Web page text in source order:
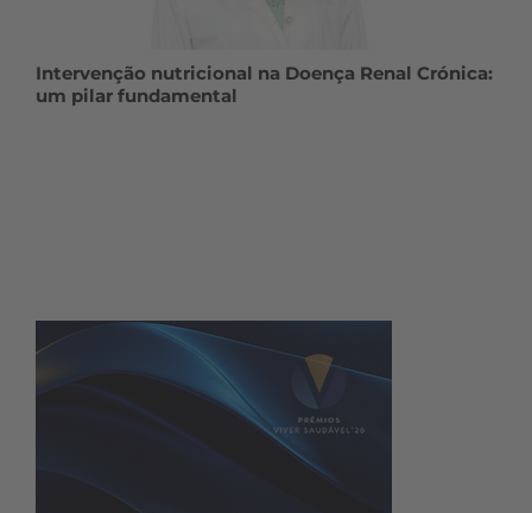
Intervenção nutricional na Doença Renal Crónica:
um pilar fundamental